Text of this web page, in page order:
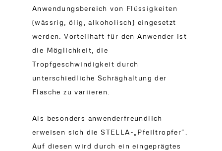
Anwendungsbereich von Flüssigkeiten
(wässrig, ölig, alkoholisch) eingesetzt
werden. Vorteilhaft für den Anwender ist
die Möglichkeit, die
Tropfgeschwindigkeit durch
unterschiedliche Schräghaltung der
Flasche zu variieren.
Als besonders anwenderfreundlich
erweisen sich die STELLA-„Pfeiltropfer“.
Auf diesen wird durch ein eingeprägtes